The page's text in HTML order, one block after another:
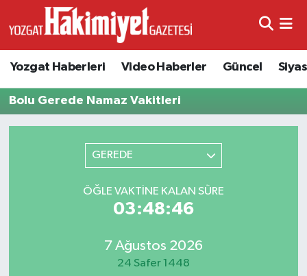
Yozgat Haberleri Video Haberler Güncel
Bolu Gerede Namaz Vakitleri
GEREDE
ÖĞLE VAKTINE KALAN SÜRE
03:48:46
7 Ağustos 2026
24 Safer 1448